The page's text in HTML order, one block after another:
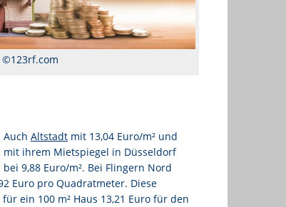
KAISERSWERTH
OBERBILK
OBERKASSEL
©123rf.com
Altstadt mit 13,04 Euro/m² und
mit ihrem Mietspiegel in Düsseldorf
9,88 Euro/m². Bei Flingern Nord
Euro pro Quadratmeter. Diese
ein 100 m² Haus 13,21 Euro für den